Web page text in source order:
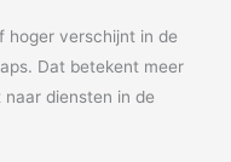
hoger verschijnt in de
Dat betekent meer
diensten in de